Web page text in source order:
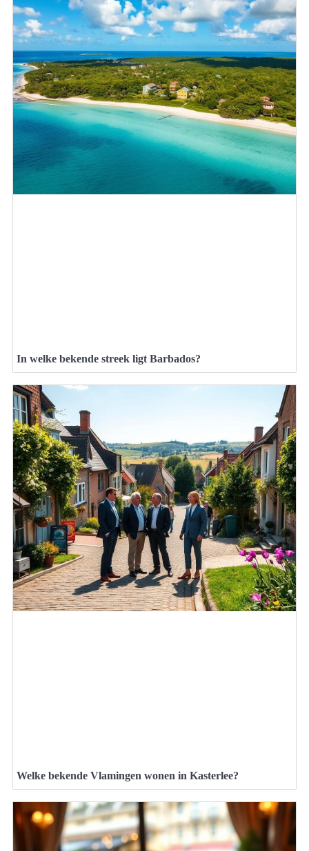
In welke bekende streek ligt Barbados?
Welke bekende Vlamingen wonen in Kasterlee?